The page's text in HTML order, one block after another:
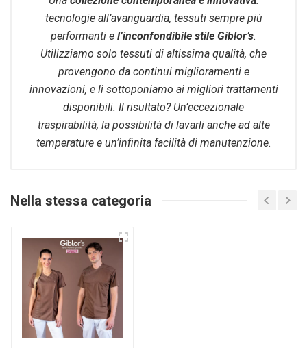
tecnologie all’avanguardia, tessuti sempre più
performanti e l’inconfondibile stile Giblor’s.
Utilizziamo solo tessuti di altissima qualità, che
provengono da continui miglioramenti e
innovazioni, e li sottoponiamo ai migliori trattamenti
disponibili. Il risultato? Un’eccezionale
traspirabilità, la possibilità di lavarli anche ad alte
temperature e un’infinita facilità di manutenzione.
Nella stessa categoria